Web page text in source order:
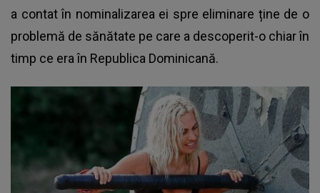
a contat în nominalizarea ei spre eliminare ține de o
problemă de sănătate pe care a descoperit-o chiar în
timp ce era în Republica Dominicană.